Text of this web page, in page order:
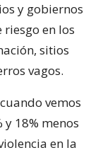
y gobiernos
en los
sitios
vagos.
vemos
18% menos
en la